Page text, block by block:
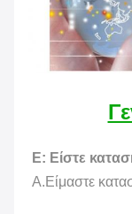
Ε: Είστε
Α.Είμαστε